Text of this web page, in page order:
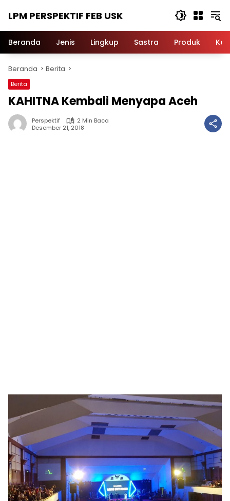
LPM PERSPEKTIF FEB USK
Beranda Jenis Lingkup Sastra Produk
Beranda Berita
Berita
KAHITNA Kembali Menyapa Aceh
Perspektif
2 Min Baca
Desember 21, 2018